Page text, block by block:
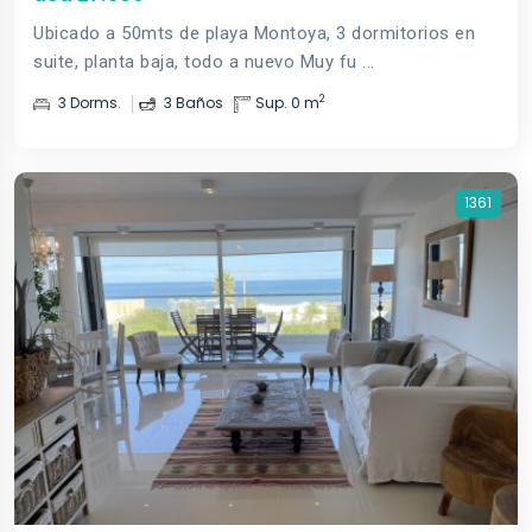
Ubicado a 50mts de playa Montoya, 3 dormitorios en
suite, planta baja, todo a nuevo Muy fu ...
3 Dorms. 3 Baños Sup. 0 m2
1361